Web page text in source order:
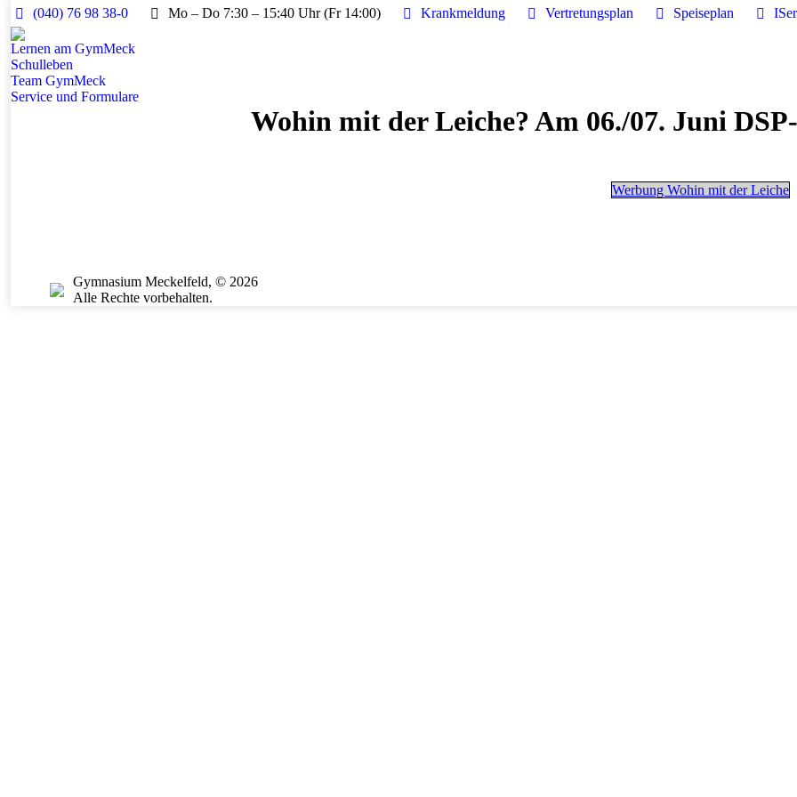
(040) 76 98 38-0 Mo – Do 7:30 – 15:40 Uhr (Fr 14:00) Krankmeldung Vertretungsplan Speiseplan
Lernen am GymMeck
Schulleben
Team GymMeck
Service und Formulare
Wohin mit der Leiche? Am 06./07. Juni
Werbung Wohin mit der Leiche
Gymnasium Meckelfeld, © 2026
Alle Rechte vorbehalten.